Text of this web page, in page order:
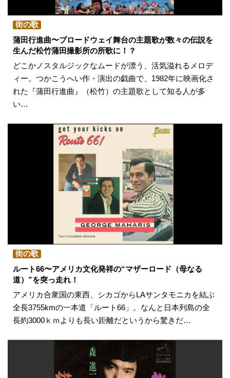
街の歌
蒲田行進曲〜ブロードウェイ舞台の主題歌が数々の伝説を
生んだ松竹蒲田撮影所の所歌に！？
どこかノスタルジックなムードが漂う、活気溢れるメロデ
ィー。つかこうへい作・演出の戯曲で、1982年に映画化さ
れた『蒲田行進曲』（松竹）の主題歌として知る人が多
い…
街の歌
ルート66〜アメリカ文化発祥の“マザーロード（母なる
道）”を突っ走れ！
アメリカ合衆国の東西、シカゴからLAサンタモニカを結ぶ
全長3755kmの一本道「ルート66」。なんと日本列島の全
長約3000ｋｍよりも長い距離だというから驚きだ…